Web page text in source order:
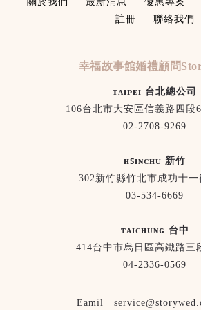
註冊
聯絡我們
幸福故事館婚禮顧問
ᴛᴀɪᴘᴇɪ 台北總公司
106台北市大安區信義路四段
02-2708-9269
ʜꜱɪɴᴄʜᴜ 新竹
302新竹縣竹北市成功十一
03-534-6669
ᴛᴀɪᴄʜᴜɴɢ 台中
414台中市烏日區高鐵路三
04-2336-0569
Eamil